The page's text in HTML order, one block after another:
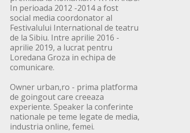
In perioada 2012 -2014 a fost
social media coordonator al
Festivalului International de teatru
de la Sibiu. Intre aprilie 2016 -
aprilie 2019, a lucrat pentru
Loredana Groza in echipa de
comunicare.
Owner urban,ro - prima platforma
de goingout care creeaza
experiente. Speaker la conferinte
nationale pe teme legate de media,
industria online, femei.